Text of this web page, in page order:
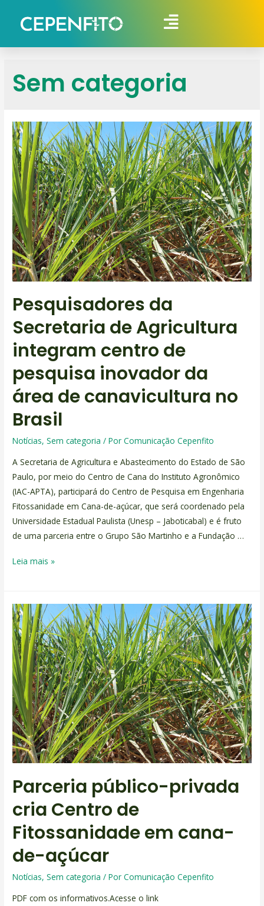
Sem categoria
Pesquisadores da
Secretaria de Agricultura
integram centro de
pesquisa inovador da
área de canavicultura no
Brasil
Notícias,Sem categoria / PorComunicação Cepenfito
A Secretaria de Agricultura e Abastecimento do Estado de São
Paulo, por meio do Centro de Cana do Instituto Agronômico
(IAC-APTA), participará do Centro de Pesquisa em Engenharia
Fitossanidade em Cana-de-açúcar, que será coordenado pela
Universidade Estadual Paulista (Unesp – Jaboticabal) e é fruto
de uma parceria entre o Grupo São Martinho e a Fundação …
Leia mais »
Parceria público-privada
cria Centro de
Fitossanidade em cana-
de-açúcar
Notícias,Sem categoria / PorComunicação Cepenfito
PDF com os informativos.Acesse o link